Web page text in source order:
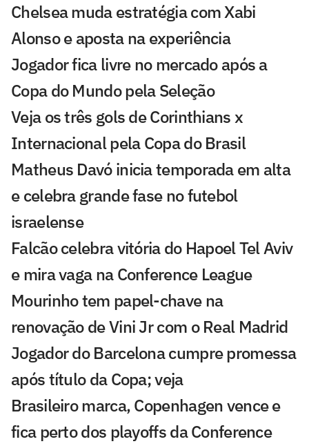
Chelsea muda estratégia com Xabi
Alonso e aposta na experiência
Jogador fica livre no mercado após a
Copa do Mundo pela Seleção
Veja os três gols de Corinthians x
Internacional pela Copa do Brasil
Matheus Davó inicia temporada em alta
e celebra grande fase no futebol
israelense
Falcão celebra vitória do Hapoel Tel Aviv
e mira vaga na Conference League
Mourinho tem papel-chave na
renovação de Vini Jr com o Real Madrid
Jogador do Barcelona cumpre promessa
após título da Copa; veja
Brasileiro marca, Copenhagen vence e
fica perto dos playoffs da Conference